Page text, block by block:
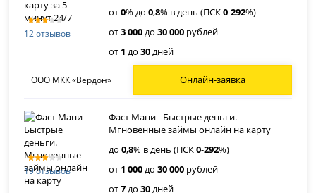
12 отзывов
от0% до0,8% в день (ПСК0-292%)
от3 000до30 000 рублей
от 1 до30дней
ООО МКК «Вердон» Онлайн-заявка
19 отзывов
Фаст Мани - Быстрые деньги.
Мгновенные займы онлайн на карту
до0,8% в день (ПСК0-292%)
от 1 000до30 000 рублей
от7до30дней